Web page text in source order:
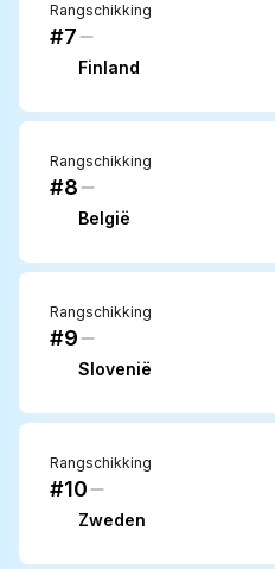
Rangschikking
#7
Finland
Rangschikking
#8
België
Rangschikking
#9
Slovenië
Rangschikking
#10
Zweden